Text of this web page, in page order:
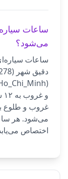
می‌شود؟
می‌شود. هر
اختصاص